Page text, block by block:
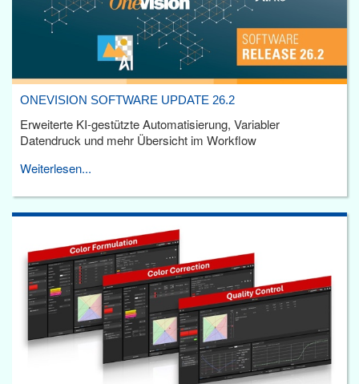
ONEVISION SOFTWARE UPDATE 26.2
Erweiterte KI-gestützte Automatisierung, Variabler
Datendruck und mehr Übersicht im Workflow
Weiterlesen...